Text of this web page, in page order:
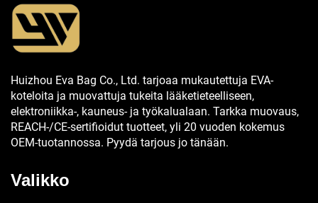
Huizhou Eva Bag Co., Ltd. tarjoaa mukautettuja EVA-
koteloita ja muovattuja tukeita lääketieteelliseen,
elektroniikka-, kauneus- ja työkalualaan. Tarkka muovaus,
REACH-/CE-sertifioidut tuotteet, yli 20 vuoden kokemus
OEM-tuotannossa. Pyydä tarjous jo tänään.
Valikko